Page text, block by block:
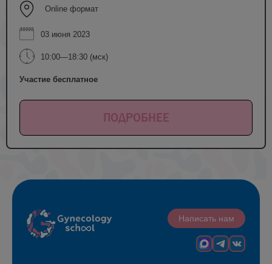
Online формат
03 июня 2023
10:00—18:30 (мск)
Участие бесплатное
ПОДРОБНЕЕ
Написать нам